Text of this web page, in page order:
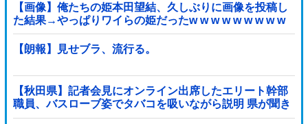
【画像】俺たちの姫本田望結、久しぶりに画像を投稿し
た結果→やっぱりワイらの姫だったw w w w w w w w w
w
【朗報】見せブラ、流行る。
【秋田県】記者会見にオンライン出席したエリート幹部
職員、バスローブ姿でタバコを吸いながら説明 県が聞き
取りへ